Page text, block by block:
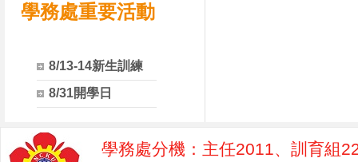
學務處重要活動
8/13-14新生訓練
8/31開學日
學務處分機：主任2011、訓育組